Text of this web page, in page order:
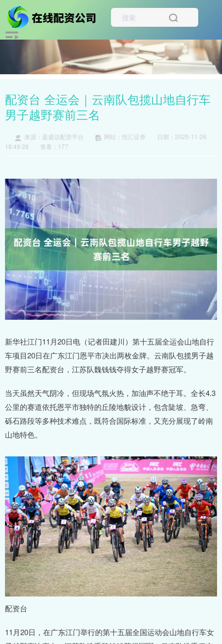
配资台 全运会｜云南队包揽山地自行车
男子越野赛前三名
来源：盈盛达配资平台 网站：恒汇证券
日期：2025-11-26
18:49:28
查看：177
新华社江门11月20日电（记者田建川）第十五届全运会山地自行
车项目20日在广东江门恩平市决出两枚金牌。云南队包揽男子越
野赛前三名配资台，江苏队魏钱钱夺得女子越野赛冠军。
当天虽然天气阴冷，但现场气氛火热，加油声不绝于耳。全长4.3
公里的赛道依托恩平市独特的丘陵地貌设计，包含陡坡、急弯、
砾石路段等多种技术难点，既符合国际标准，又充分展现了岭南
山地特色。
配资台
11月20日，在广东江门举行的第十五届全国运动会山地自行车女